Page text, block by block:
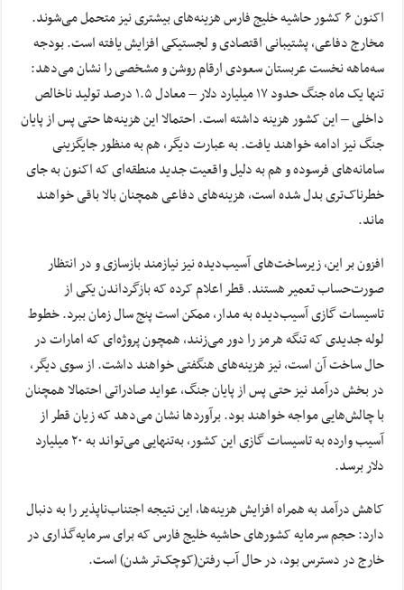
اکنون ۶ کشور حاشیه خلیج فارس هزینه‌های بیشتری نیز متحمل می‌شوند.
مخارج دفاعی، پشتیبانی اقتصادی و لجستیکی افزایش یافته است. بودجه
سه‌ماهه نخست عربستان سعودی ارقام روشن و مشخصی را نشان می‌دهد:
تنها یک ماه جنگ حدود ۱۷ میلیارد دلار – معادل ۱.۵ درصد تولید ناخالص
داخلی – این کشور هزینه داشته است. احتمالا این هزینه‌ها حتی پس از پایان
جنگ نیز ادامه خواهند یافت. به عبارت دیگر، هم به منظور جایگزینی
سامانه‌های فرسوده و هم به دلیل واقعیت جدید منطقه‌ای که اکنون به جای
خطرناک‌تری بدل شده است، هزینه‌های دفاعی همچنان بالا باقی خواهند
ماند.
افزون بر این، زیرساخت‌های آسیب‌دیده نیز نیازمند بازسازی و در انتظار
صورت‌حساب تعمیر هستند. قطر اعلام کرده که بازگرداندن یکی از
تاسیسات گازی آسیب‌دیده به مدار، ممکن است پنج سال زمان ببرد. خطوط
لوله جدیدی که تنگه هرمز را دور می‌زنند، همچون پروژه‌ای که امارات در
حال ساخت آن است، نیز هزینه‌های هنگفتی خواهند داشت. از سوی دیگر،
در بخش درآمد نیز حتی پس از پایان جنگ، عواید صادراتی احتمالا همچنان
با چالش‌هایی مواجه خواهند بود. برآوردها نشان می‌دهد که زیان قطر از
آسیب وارده به تاسیسات گازی این کشور، به‌تنهایی می‌تواند به ۲۰ میلیارد
دلار برسد.
کاهش درآمد به همراه افزایش هزینه‌ها، این نتیجه اجتناب‌ناپذیر را به دنبال
دارد: حجم سرمایه کشورهای حاشیه خلیج فارس که برای سرمایه‌گذاری در
خارج در دسترس بود، در حال آب رفتن(کوچک‌تر شدن) است.